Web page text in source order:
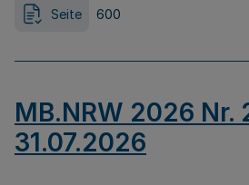
Seite 600
MB.NRW 2026 Nr.
31.07.2026